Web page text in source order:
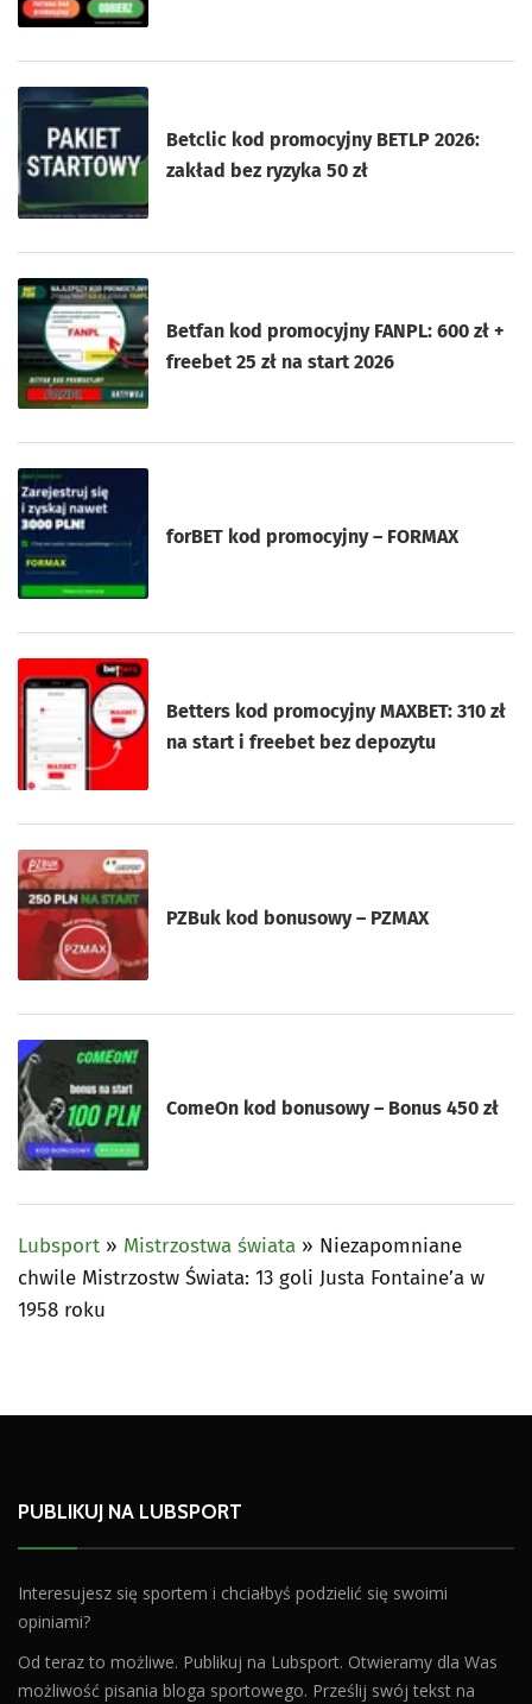
Betclic kod promocyjny BETLP 2026:
zakład bez ryzyka 50 zł
Betfan kod promocyjny FANPL: 600 zł +
freebet 25 zł na start 2026
forBET kod promocyjny – FORMAX
Betters kod promocyjny MAXBET: 310 zł
na start i freebet bez depozytu
PZBuk kod bonusowy – PZMAX
ComeOn kod bonusowy – Bonus 450 zł
Lubsport » Mistrzostwa świata » Niezapomniane
chwile Mistrzostw Świata: 13 goli Justa Fontaine’a w
1958 roku
PUBLIKUJ NA LUBSPORT
Interesujesz się sportem i chciałbyś podzielić się swoimi
opiniami?
Od teraz to możliwe. Publikuj na Lubsport. Otwieramy dla Was
możliwość pisania bloga sportowego. Prześlij swój tekst na